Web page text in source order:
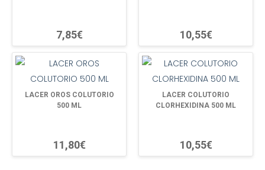
7,85€ 10,55€
LACER OROS COLUTORIO
500 ML
11,80€
LACER COLUTORIO
CLORHEXIDINA 500 ML
10,55€